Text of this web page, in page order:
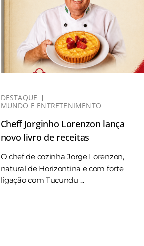
DESTAQUE
MUNDO E ENTRETENIMENTO
Cheff Jorginho Lorenzon lança
novo livro de receitas
O chef de cozinha Jorge Lorenzon,
natural de Horizontina e com forte
ligação com Tucundu ...